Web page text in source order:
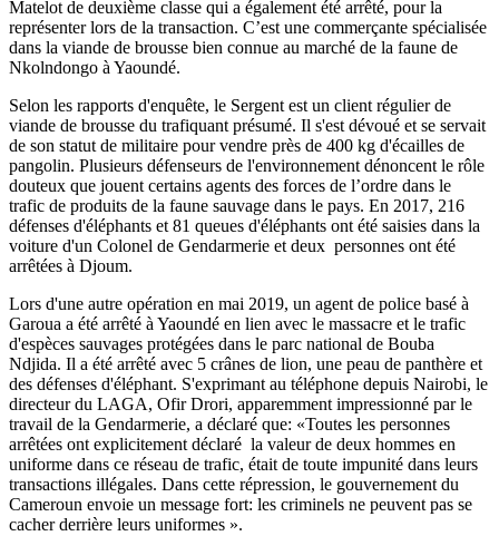
Matelot de deuxième classe qui a également été arrêté, pour la
représenter lors de la transaction. C’est une commerçante spécialisée
dans la viande de brousse bien connue au marché de la faune de
Nkolndongo à Yaoundé.
Selon les rapports d'enquête, le Sergent est un client régulier de
viande de brousse du trafiquant présumé. Il s'est dévoué et se servait
de son statut de militaire pour vendre près de 400 kg d'écailles de
pangolin. Plusieurs défenseurs de l'environnement dénoncent le rôle
douteux que jouent certains agents des forces de l’ordre dans le
trafic de produits de la faune sauvage dans le pays. En 2017, 216
défenses d'éléphants et 81 queues d'éléphants ont été saisies dans la
voiture d'un Colonel de Gendarmerie et deux personnes ont été
arrêtées à Djoum.
Lors d'une autre opération en mai 2019, un agent de police basé à
Garoua a été arrêté à Yaoundé en lien avec le massacre et le trafic
d'espèces sauvages protégées dans le parc national de Bouba
Ndjida. Il a été arrêté avec 5 crânes de lion, une peau de panthère et
des défenses d'éléphant. S'exprimant au téléphone depuis Nairobi, le
directeur du LAGA, Ofir Drori, apparemment impressionné par le
travail de la Gendarmerie, a déclaré que: «Toutes les personnes
arrêtées ont explicitement déclaré la valeur de deux hommes en
uniforme dans ce réseau de trafic, était de toute impunité dans leurs
transactions illégales. Dans cette répression, le gouvernement du
Cameroun envoie un message fort: les criminels ne peuvent pas se
cacher derrière leurs uniformes ».